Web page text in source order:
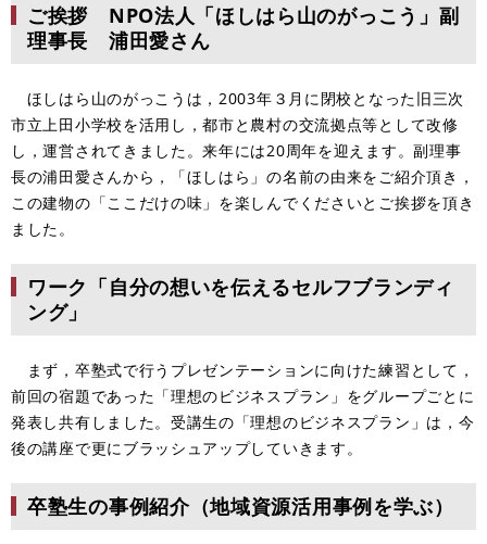
ご挨拶 NPO法人「ほしはら山のがっこう」副
理事長 浦田愛さん
ほしはら山のがっこうは，2003年３月に閉校となった旧三次
市立上田小学校を活用し，都市と農村の交流拠点等として改修
し，運営されてきました。来年には20周年を迎えます。副理事
長の浦田愛さんから，「ほしはら」の名前の由来をご紹介頂き，
この建物の「ここだけの味」を楽しんでくださいとご挨拶を頂き
ました。
ワーク「自分の想いを伝えるセルフブランディ
ング」
まず，卒塾式で行うプレゼンテーションに向けた練習として，
前回の宿題であった「理想のビジネスプラン」をグループごとに
発表し共有しました。受講生の「理想のビジネスプラン」は，今
後の講座で更にブラッシュアップしていきます。
卒塾生の事例紹介（地域資源活用事例を学ぶ）